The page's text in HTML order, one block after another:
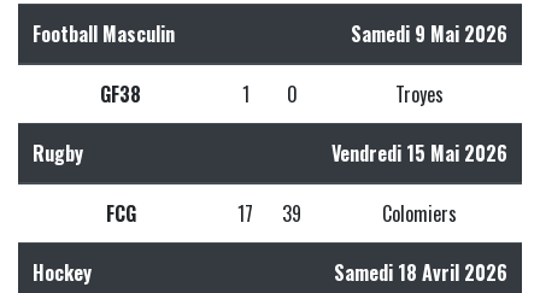
Football Masculin Samedi 9 Mai 2026
GF38 1 0 Troyes
Rugby Vendredi 15 Mai 2026
FCG 17 39 Colomiers
Hockey Samedi 18 Avril 2026